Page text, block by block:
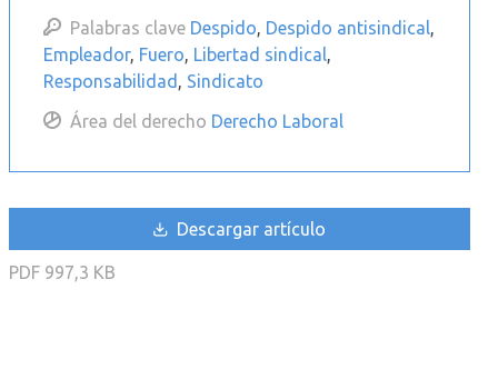
Palabras clave Despido Despido antisindical
Empleador, Fuero Libertad sindical
Responsabilidad
Sindicato
Área del derecho Derecho Laboral
Descargar artículo
PDF 997,3 KB